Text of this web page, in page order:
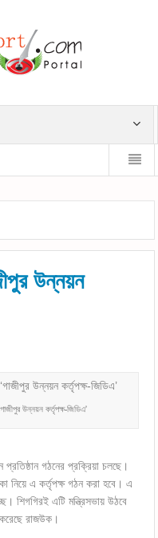
উন্নয়ন
উন্নয়ন কর্তৃপক্ষ-জিডিএ’
গঠনের প্রক্রিয়া চলছে।
নিয়ে এ কর্তৃপক্ষ গঠন করা হবে। এ
শিগগিরই এটি মন্ত্রিসভায় উঠবে
রাজউক।